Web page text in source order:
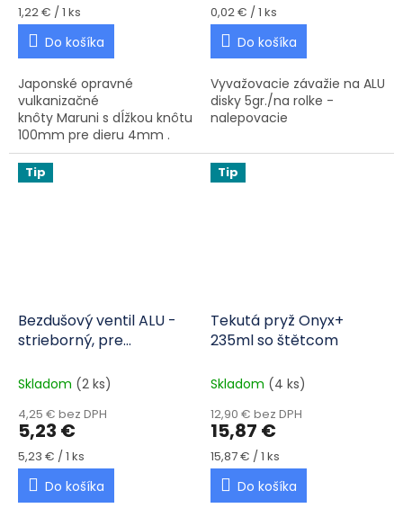
Jednotková cena:
1,22 € / 1 ks
Do košíka
Japonské opravné
vulkanizačné
knôty Maruni s dĺžkou knôtu
100mm pre dieru 4mm .
Tieto knôty sú mimoriadne
kvalitné tým, že
sú dostatočne...
Jednotková cena:
0,02 € / 1 ks
Do košíka
Vyvažovacie závažie na ALU
disky 5gr./na rolke -
nalepovacie
Tip
Bezdušový ventil ALU -
strieborný, pre
Skladom (2 ks)
4,25 € bez DPH
5,23 €
Jednotková cena:
5,23 € / 1 ks
Do košíka
Tip
Tekutá pryž Onyx+
235ml so štětcom
Skladom (4 ks)
12,90 € bez DPH
15,87 €
Jednotková cena:
15,87 € / 1 ks
Do košíka